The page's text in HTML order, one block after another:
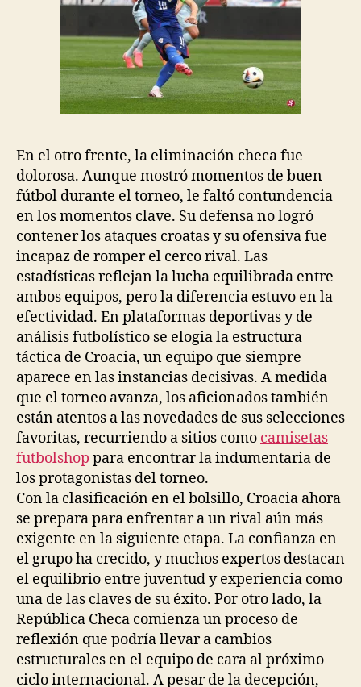
En el otro frente, la eliminación checa fue
dolorosa. Aunque mostró momentos de buen
fútbol durante el torneo, le faltó contundencia
en los momentos clave. Su defensa no logró
contener los ataques croatas y su ofensiva fue
incapaz de romper el cerco rival. Las
estadísticas reflejan la lucha equilibrada entre
ambos equipos, pero la diferencia estuvo en la
efectividad. En plataformas deportivas y de
análisis futbolístico se elogia la estructura
táctica de Croacia, un equipo que siempre
aparece en las instancias decisivas. A medida
que el torneo avanza, los aficionados también
están atentos a las novedades de sus selecciones
favoritas, recurriendo a sitios como camisetas
futbolshop para encontrar la indumentaria de
los protagonistas del torneo.
Con la clasificación en el bolsillo, Croacia ahora
se prepara para enfrentar a un rival aún más
exigente en la siguiente etapa. La confianza en
el grupo ha crecido, y muchos expertos destacan
el equilibrio entre juventud y experiencia como
una de las claves de su éxito. Por otro lado, la
República Checa comienza un proceso de
reflexión que podría llevar a cambios
estructurales en el equipo de cara al próximo
ciclo internacional. A pesar de la decepción,